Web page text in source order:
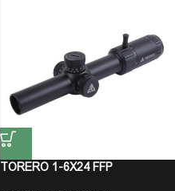
TORERO 1-6X24 FFP